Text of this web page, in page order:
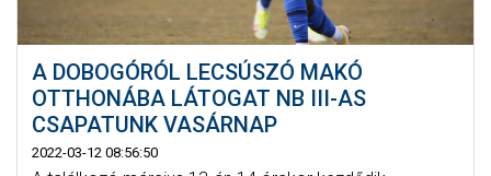
A DOBOGÓRÓL LECSÚSZÓ MAKÓ
OTTHONÁBA LÁTOGAT NB III-AS
CSAPATUNK VASÁRNAP
2022-03-12 08:56:50